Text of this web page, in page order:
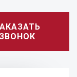
ЗВОНОК